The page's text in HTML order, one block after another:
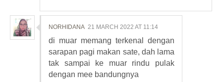
NORHIDANA 21 MARCH 2022 AT 11:14
di muar memang terkenal dengan
sarapan pagi makan sate, dah lama
tak sampai ke muar rindu pulak
dengan mee bandungnya